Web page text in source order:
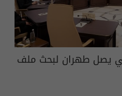
يصل طهران لبحث ملف